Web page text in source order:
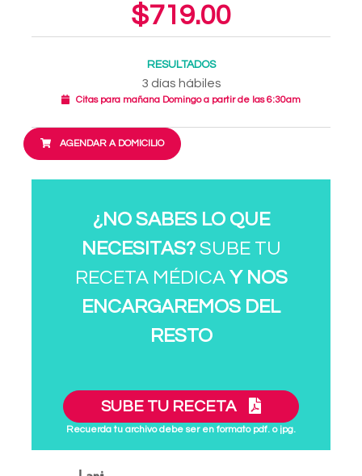
$719.00
RESULTADOS
3 días hábiles
Citas para mañana Domingo a partir de las 6:30am
AGENDAR A DOMICILIO
¿NO SABES LO QUE
NECESITAS?SUBE TU
RECETA MÉDICA Y NOS
ENCARGAREMOS DEL
RESTO
SUBE TU RECETA
Recuerda tu archivo debe ser en formato pdf. o jpg.